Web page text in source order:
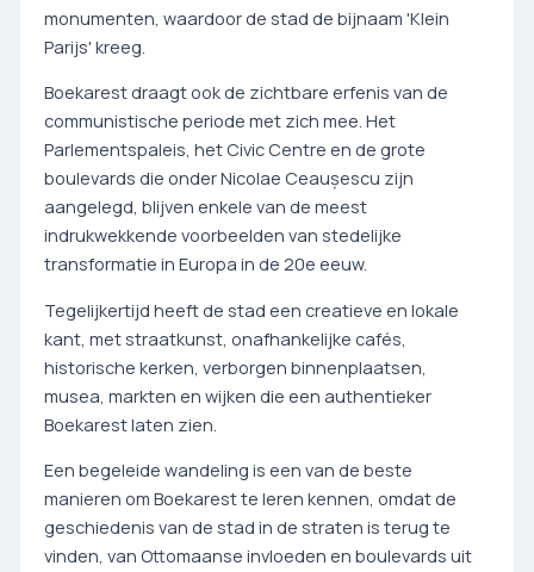
monumenten, waardoor de stad de bijnaam 'Klein
Parijs' kreeg.
Boekarest draagt ook de zichtbare erfenis van de
communistische periode met zich mee. Het
Parlementspaleis, het Civic Centre en de grote
boulevards die onder Nicolae Ceaușescu zijn
aangelegd, blijven enkele van de meest
indrukwekkende voorbeelden van stedelijke
transformatie in Europa in de 20e eeuw.
Tegelijkertijd heeft de stad een creatieve en lokale
kant, met straatkunst, onafhankelijke cafés,
historische kerken, verborgen binnenplaatsen,
musea, markten en wijken die een authentieker
Boekarest laten zien.
Een begeleide wandeling is een van de beste
manieren om Boekarest te leren kennen, omdat de
geschiedenis van de stad in de straten is terug te
vinden, van Ottomaanse invloeden en boulevards uit